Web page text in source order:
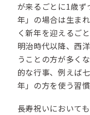
が来るごとに1歳ず
年」の場合は生ま
く新年を迎えるご
明治時代以降、西
うことの方が多く
的な行事、例えば
年」の方を使う習
長寿祝いにおいて